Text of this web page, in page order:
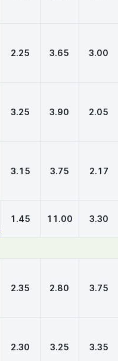
2.25 3.65 3.00
3.25 3.90 2.05
3.15 3.75 2.17
1.45 11.00 3.30
2.35 2.80 3.75
2.30 3.25 3.35